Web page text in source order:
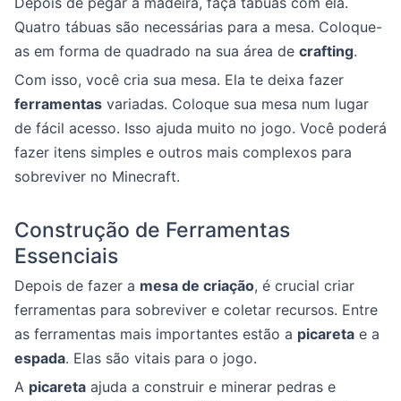
Quatro tábuas são necessárias para a mesa. Coloque-
as em forma de quadrado na sua área de crafting.
Com isso, você cria sua mesa. Ela te deixa fazer
ferramentas variadas. Coloque sua mesa num lugar
de fácil acesso. Isso ajuda muito no jogo. Você poderá
fazer itens simples e outros mais complexos para
sobreviver no Minecraft.
Construção de Ferramentas
Essenciais
Depois de fazer a mesa de criação, é crucial criar
ferramentas para sobreviver e coletar recursos. Entre
as ferramentas mais importantes estão a picareta e a
espada. Elas são vitais para o jogo.
A picareta ajuda a construir e minerar pedras e